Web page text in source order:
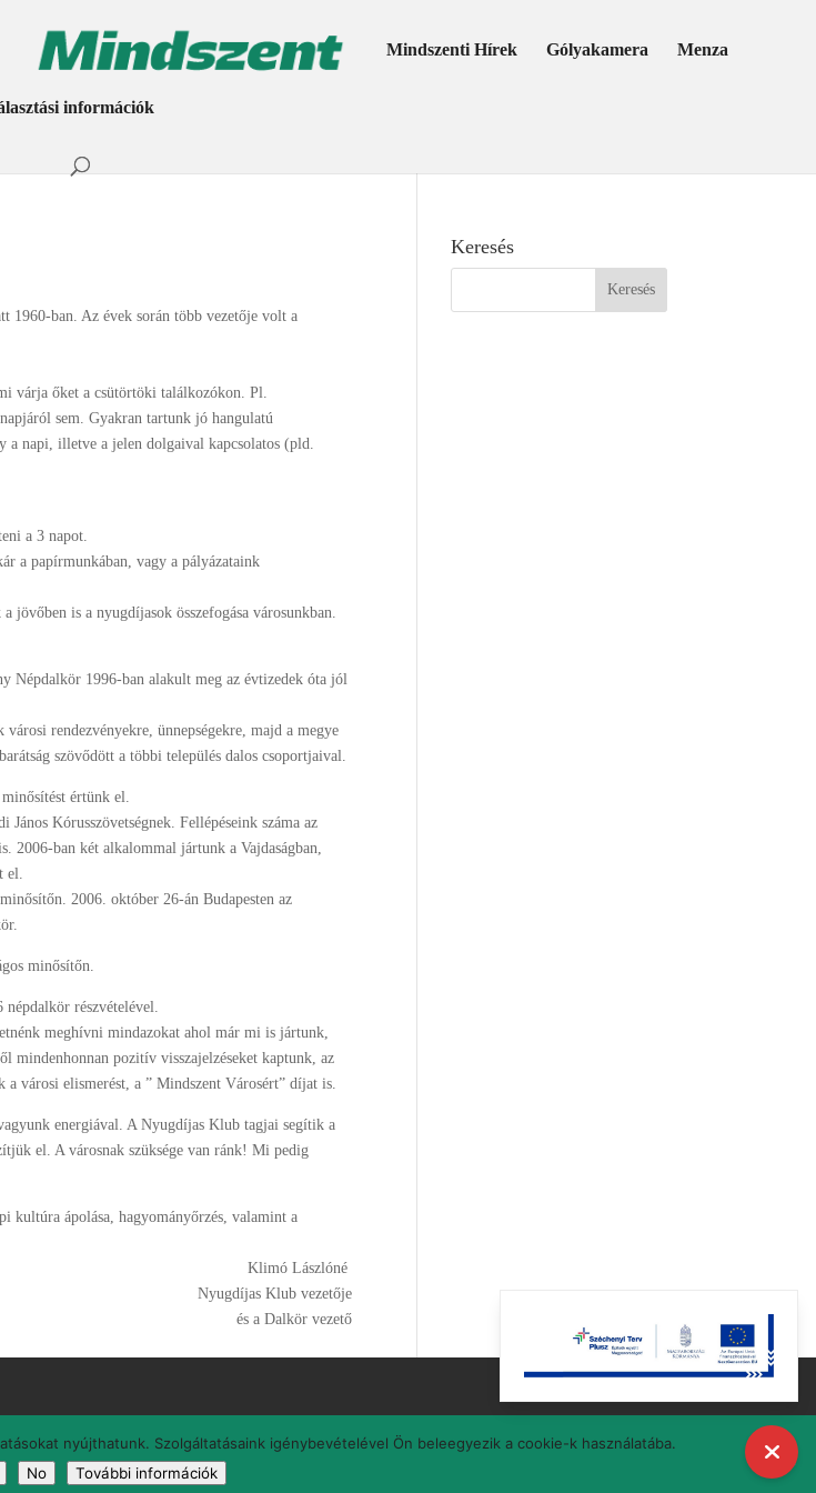
Mindszenti Hírek Gólyakamera Menza
információk
1960-ban. Az évek során több vezetője volt a
várja őket a csütörtöki találkozókon. Pl.
sem. Gyakran tartunk jó hangulatú
a napi, illetve a jelen dolgaival kapcsolatos (pld.
a 3 napot.
a papírmunkában, vagy a pályázataink
is a nyugdíjasok összefogása városunkban.
Népdalkör 1996-ban alakult meg az évtizedek óta jól
rendezvényekre, ünnepségekre, majd a megye
szövődött a többi település dalos csoportjaival.
értünk el.
Kórusszövetségnek. Fellépéseink száma az
2006-ban két alkalommal jártunk a Vajdaságban,
el.
2006. október 26-án Budapesten az
minősítőn.
részvételével.
meghívni mindazokat ahol már mi is jártunk,
mindenhonnan pozitív visszajelzéseket kaptunk, az
a városi elismerést, a ” Mindszent Városért” díjat is.
energiával. A Nyugdíjas Klub tagjai segítik a
el. A városnak szüksége van ránk! Mi pedig
kultúra ápolása, hagyományőrzés, valamint a
Klimó Lászlóné
Nyugdíjas Klub vezetője
és a Dalkör vezető
Keresés
nyújthatunk. Szolgáltatásaink igénybevételével Ön beleegyezik a cookie-k használatába.
No További információk